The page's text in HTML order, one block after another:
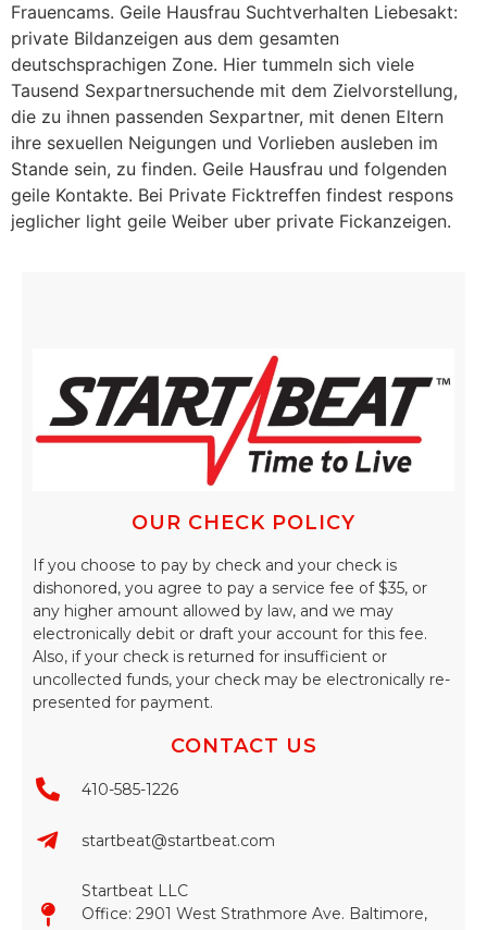
Frauencams. Geile Hausfrau Suchtverhalten Liebesakt:
private Bildanzeigen aus dem gesamten
deutschsprachigen Zone. Hier tummeln sich viele
Tausend Sexpartnersuchende mit dem Zielvorstellung,
die zu ihnen passenden Sexpartner, mit denen Eltern
ihre sexuellen Neigungen und Vorlieben ausleben im
Stande sein, zu finden. Geile Hausfrau und folgenden
geile Kontakte. Bei Private Ficktreffen findest respons
jeglicher light geile Weiber uber private Fickanzeigen.
OUR CHECK POLICY
If you choose to pay by check and your check is
dishonored, you agree to pay a service fee of $35, or
any higher amount allowed by law, and we may
electronically debit or draft your account for this fee.
Also, if your check is returned for insufficient or
uncollected funds, your check may be electronically re-
presented for payment.
CONTACT US
410-585-1226
startbeat@startbeat.com
Startbeat LLC
Office: 2901 West Strathmore Ave. Baltimore,